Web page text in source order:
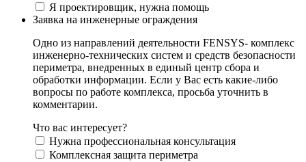
Я проектировщик, нужна помощь
Заявка на инженерные ограждения
Одно из направлений деятельности FENSYS- комплекс
инженерно-технических систем и средств безопасности
периметра, внедренных в единый центр сбора и
обработки информации. Если у Вас есть какие-либо
вопросы по работе комплекса, просьба уточнить в
комментарии.
Что вас интересует?
Нужна профессиональная консультация
Комплексная защита периметра